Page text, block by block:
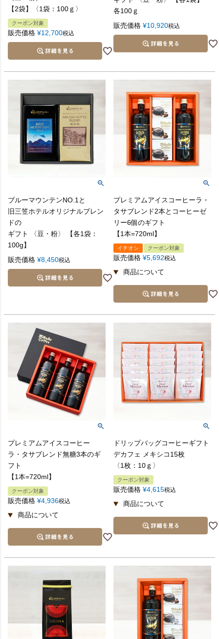
【2袋】〈1袋：100ｇ〉
クーポン対象
販売価格 ¥12,700税込
各100ｇ
販売価格 ¥10,920税込
ブルーマウンテンNO.1と
旧三笠ホテルオリジナルブレン
ドの
ギフト 〈豆・粉〉 【各1袋：
100g】
販売価格 ¥8,450税込
プレミアムアイスコーヒーラ・
タサブレンド2本とコーヒーゼ
リー6個のギフト
【1本=720ml】
イチオシ クーポン対象
販売価格 ¥5,692税込
プレミアムアイスコーヒー
ラ・タサブレンド無糖3本のギ
フト
【1本=720ml】
クーポン対象
販売価格 ¥4,936税込
ドリップバッグコーヒーギフト
デカフェ メキシコ15枚
〈1枚：10ｇ〉
クーポン対象
販売価格 ¥4,615税込